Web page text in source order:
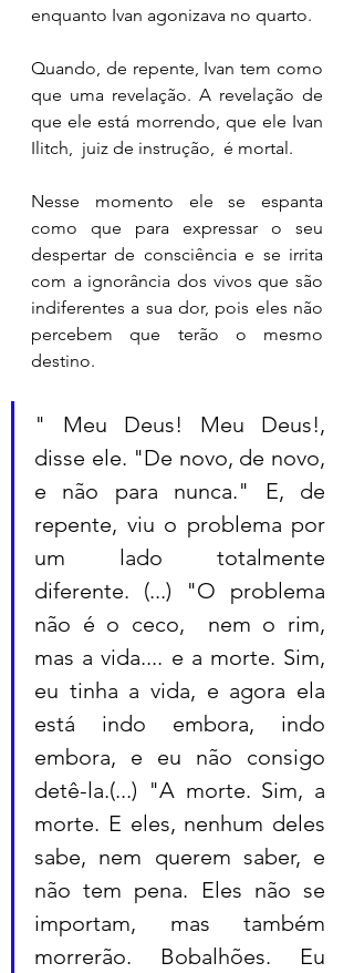
enquanto Ivan agonizava no quarto.
Quando, de repente, Ivan tem como
que uma revelação. A revelação de
que ele está morrendo, que ele Ivan
Ilitch,  juiz de instrução,  é mortal.
Nesse momento ele se espanta
como que para expressar o seu
despertar de consciência e se irrita
com a ignorância dos vivos que são
indiferentes a sua dor, pois eles não
percebem que terão o mesmo
destino.
" Meu Deus! Meu Deus!,
disse ele. "De novo, de novo,
e não para nunca." E, de
repente, viu o problema por
um lado totalmente
diferente. (...) "O problema
não é o ceco,  nem o rim,
mas a vida.... e a morte. Sim,
eu tinha a vida, e agora ela
está indo embora, indo
embora, e eu não consigo
detê-la.(...) "A morte. Sim, a
morte. E eles, nenhum deles
sabe, nem querem saber, e
não tem pena. Eles não se
importam, mas também
morrerão. Bobalhões. Eu